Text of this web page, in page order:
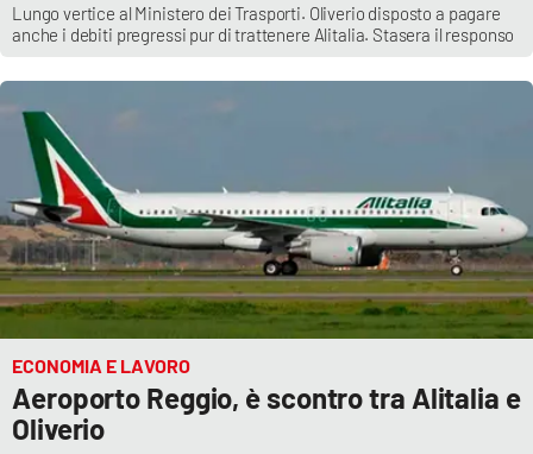
Lungo vertice al Ministero dei Trasporti. Oliverio disposto a pagare
anche i debiti pregressi pur di trattenere Alitalia. Stasera il responso
ECONOMIA E LAVORO
Aeroporto Reggio, è scontro tra Alitalia e
Oliverio